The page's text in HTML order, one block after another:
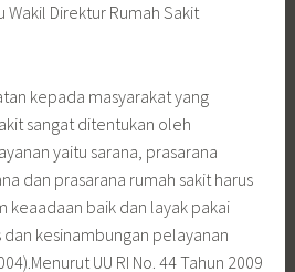
Wakil Direktur Rumah Sakit
kepada masyarakat yang
sangat ditentukan oleh
yaitu sarana, prasarana
dan prasarana rumah sakit harus
keaadaan baik dan layak pakai
kesinambungan pelayanan
UU RI No. 44 Tahun 2009